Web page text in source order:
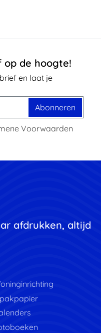
op de hoogte!
en laat je
Abonneren
Voorwaarden
afdrukken, altijd